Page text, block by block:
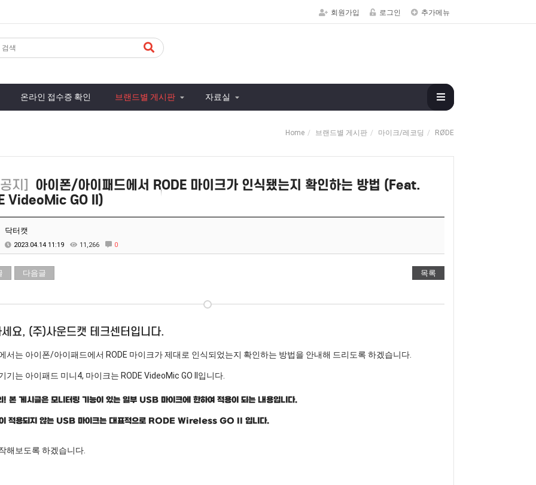
회원가입 로그인 추가메뉴
온라인 접수증 확인 브랜드별 게시판 자료실
Home 브랜드별 게시판 마이크/레코딩 RØDE
지] 아이폰/아이패드에서 RODE 마이크가 인식됐는지 확인하는 방법 (Feat.
VideoMic GO II)
닥터캣
2023.04.14 11:19 11,266 0
다음글 목록
요, (주)사운드캣 테크센터입니다.
서는 아이폰/아이패드에서 RODE 마이크가 제대로 인식되었는지 확인하는 방법을 안내해 드리도록 하겠습니다.
기는 아이패드 미니4, 마이크는 RODE VideoMic GO II입니다.
본 게시글은 모니터링 기능이 있는 일부 USB 마이크에 한하여 적용이 되는 내용입니다.
적용되지 않는 USB 마이크는 대표적으로 RODE Wireless GO II 입니다.
해보도록 하겠습니다.